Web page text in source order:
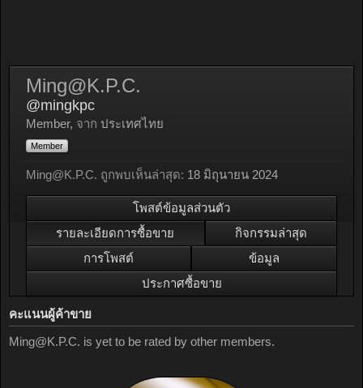
Ming@K.P.C.
@mingkpc
Member, จาก ประเทศไทย
Member
Ming@K.P.C. ถูกพบเห็นล่าสุด: 18 มิถุนายน 2024
โพสต์ข้อมูลส่วนตัว
รายละเอียดการซื้อขาย
กิจกรรมล่าสุด
การโพสต์
ข้อมูล
ประกาศซื้อขาย
คะแนนผู้ค้าขาย
Ming@K.P.C. is yet to be rated by other members.